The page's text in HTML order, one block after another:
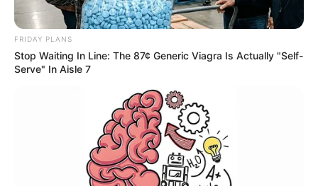
FRIDAY PLANS
Stop Waiting In Line: The 87¢ Generic Viagra Is Actually "Self-
Serve" In Aisle 7